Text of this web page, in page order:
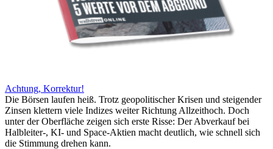
Achtung, Korrektur!
Die Börsen laufen heiß. Trotz geopolitischer Krisen und steigender
Zinsen klettern viele Indizes weiter Richtung Allzeithoch. Doch
unter der Oberfläche zeigen sich erste Risse: Der Abverkauf bei
Halbleiter-, KI- und Space-Aktien macht deutlich, wie schnell sich
die Stimmung drehen kann.